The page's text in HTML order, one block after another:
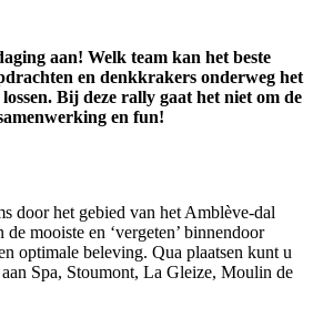
aan! Welk team kan het beste
en denkkrakers onderweg het
lossen. Bij deze rally gaat het niet om de
en fun!
door het gebied van het Amblève-dal
mooiste en ‘vergeten’ binnendoor
optimale beleving. Qua plaatsen kunt u
Spa, Stoumont, La Gleize, Moulin de